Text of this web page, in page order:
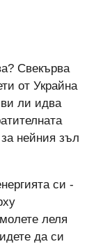
Свекърва
от Украйна
ли идва
нейния зъл
си -
леля
да си